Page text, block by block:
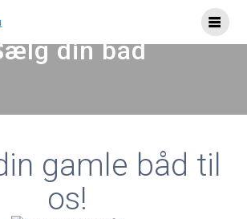
content
din båd
gamle båd til
os!​